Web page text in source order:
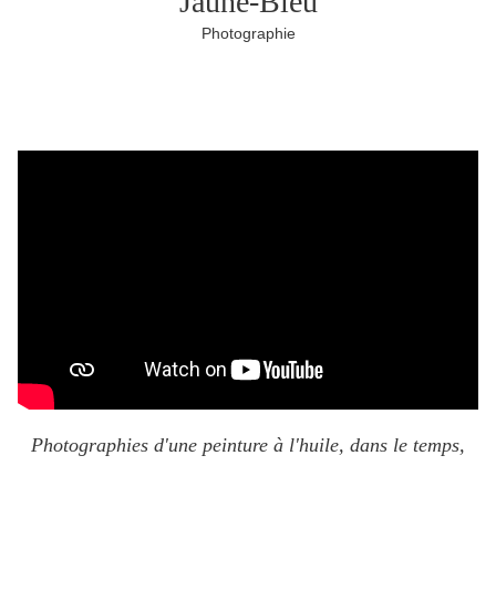
Photographie
Photographies d'une peinture à l'huile, dans le temps,